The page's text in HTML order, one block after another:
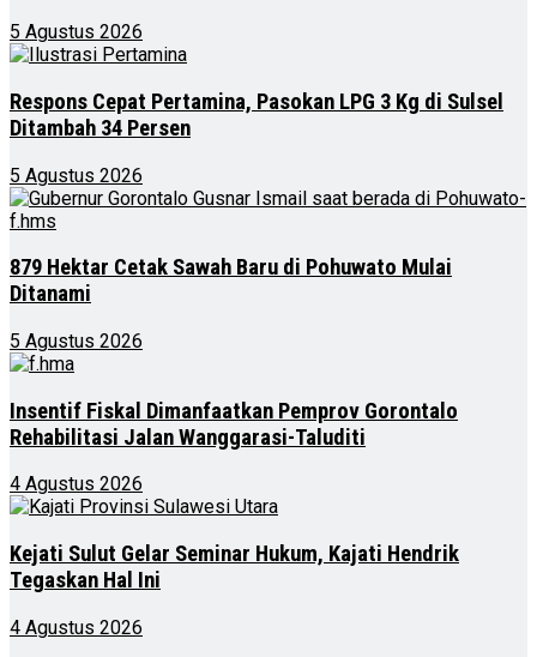
5 Agustus 2026
Respons Cepat Pertamina, Pasokan LPG 3 Kg di Sulsel
Ditambah 34 Persen
5 Agustus 2026
879 Hektar Cetak Sawah Baru di Pohuwato Mulai
Ditanami
5 Agustus 2026
Insentif Fiskal Dimanfaatkan Pemprov Gorontalo
Rehabilitasi Jalan Wanggarasi-Taluditi
4 Agustus 2026
Kejati Sulut Gelar Seminar Hukum, Kajati Hendrik
Tegaskan Hal Ini
4 Agustus 2026